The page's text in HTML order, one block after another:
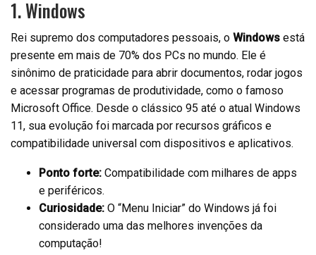
1. Windows
Rei supremo dos computadores pessoais, o Windows está
presente em mais de 70% dos PCs no mundo. Ele é
sinônimo de praticidade para abrir documentos, rodar jogos
e acessar programas de produtividade, como o famoso
Microsoft Office. Desde o clássico 95 até o atual Windows
11, sua evolução foi marcada por recursos gráficos e
compatibilidade universal com dispositivos e aplicativos.
Ponto forte: Compatibilidade com milhares de apps
e periféricos.
Curiosidade: O “Menu Iniciar” do Windows já foi
considerado uma das melhores invenções da
computação!